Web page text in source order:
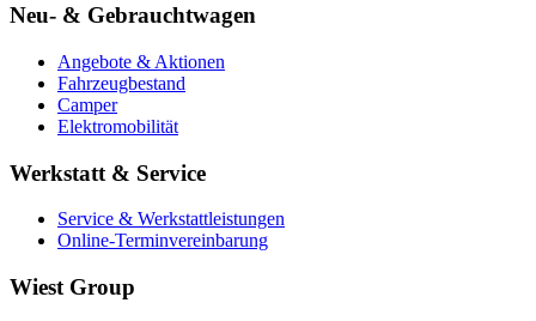
Neu- & Gebrauchtwagen
Angebote & Aktionen
Fahrzeugbestand
Camper
Elektromobilität
Werkstatt & Service
Service & Werkstattleistungen
Online-Terminvereinbarung
Wiest Group